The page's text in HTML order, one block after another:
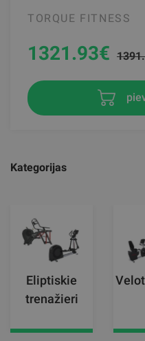
TORQUE FITNESS
1321.93€
Kategorijas
Eliptiskie
trenažieri